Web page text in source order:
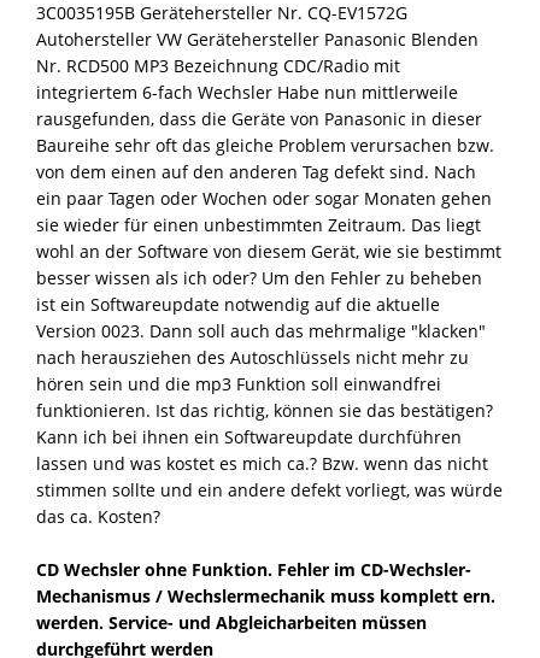
3C0035195B Gerätehersteller Nr. CQ-EV1572G
Autohersteller VW Gerätehersteller Panasonic Blenden
Nr. RCD500 MP3 Bezeichnung CDC/Radio mit
integriertem 6-fach Wechsler Habe nun mittlerweile
rausgefunden, dass die Geräte von Panasonic in dieser
Baureihe sehr oft das gleiche Problem verursachen bzw.
von dem einen auf den anderen Tag defekt sind. Nach
ein paar Tagen oder Wochen oder sogar Monaten gehen
sie wieder für einen unbestimmten Zeitraum. Das liegt
wohl an der Software von diesem Gerät, wie sie bestimmt
besser wissen als ich oder? Um den Fehler zu beheben
ist ein Softwareupdate notwendig auf die aktuelle
Version 0023. Dann soll auch das mehrmalige "klacken"
nach herausziehen des Autoschlüssels nicht mehr zu
hören sein und die mp3 Funktion soll einwandfrei
funktionieren. Ist das richtig, können sie das bestätigen?
Kann ich bei ihnen ein Softwareupdate durchführen
lassen und was kostet es mich ca.? Bzw. wenn das nicht
stimmen sollte und ein andere defekt vorliegt, was würde
das ca. Kosten?
CD Wechsler ohne Funktion. Fehler im CD-Wechsler-
Mechanismus / Wechslermechanik muss komplett ern.
werden. Service- und Abgleicharbeiten müssen
durchgeführt werden